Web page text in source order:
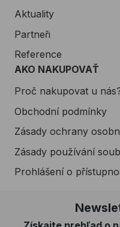
Aktuality
Partneři
Reference
AKO NAKUPOVAŤ
Proč nakupovat u
Obchodní podmínky
Zásady ochrany
Zásady používání
Prohlášení o